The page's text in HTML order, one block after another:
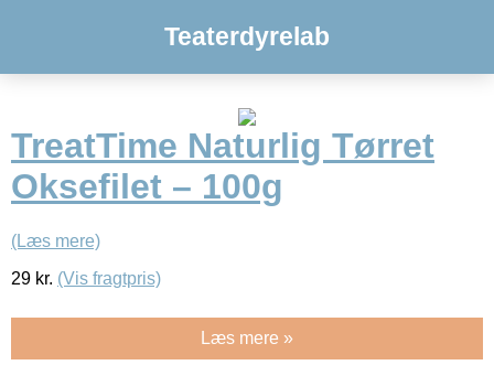
Teaterdyrelab
TreatTime Naturlig Tørret
Oksefilet – 100g
(Læs mere)
29 kr. (Vis fragtpris)
Læs mere »